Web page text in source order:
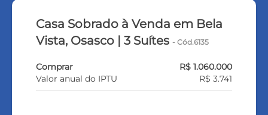
Casa Sobrado à Venda em Bela
Vista, Osasco | 3 Suítes- Cód.6135
Comprar
R$ 1.060.000
Valor anual do IPTU
R$ 3.741